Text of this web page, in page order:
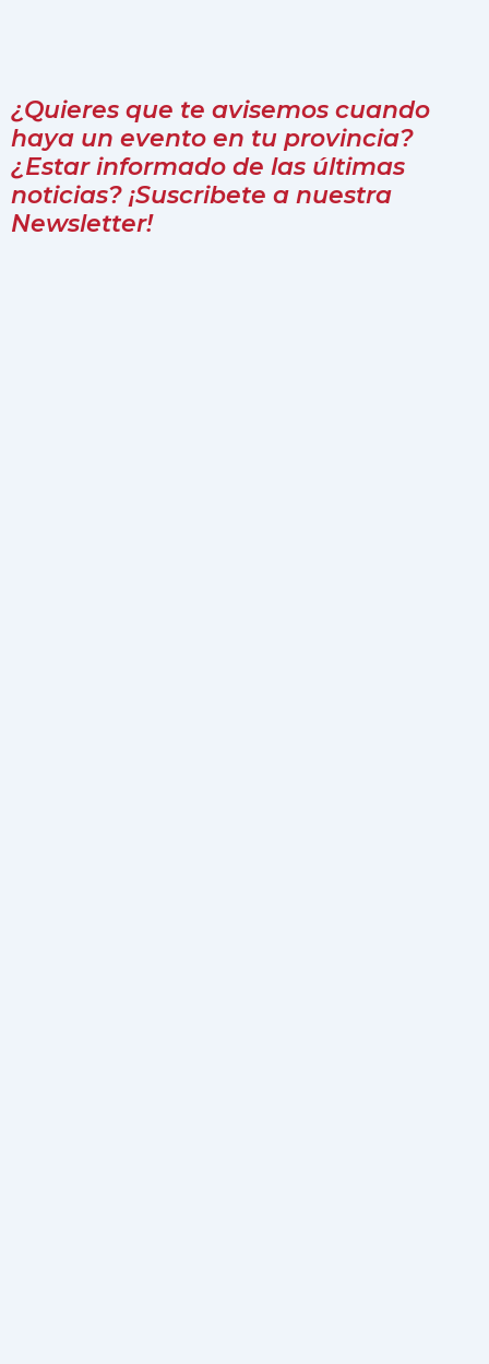
¿Quieres que te avisemos cuando
haya un evento en tu provincia?
¿Estar informado de las últimas
noticias? ¡Suscribete a nuestra
Newsletter!